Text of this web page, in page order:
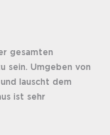
gesamten
sein. Umgeben von
lauscht dem
ist sehr